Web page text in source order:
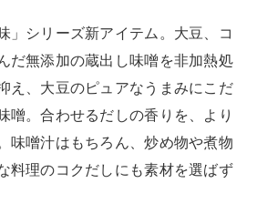
」シリーズ新アイテム。大豆、コ
だ無添加の蔵出し味噌を非加熱処
え、大豆のピュアなうまみにこだ
噌。合わせるだしの香りを、より
味噌汁はもちろん、炒め物や煮物
料理のコクだしにも素材を選ばず